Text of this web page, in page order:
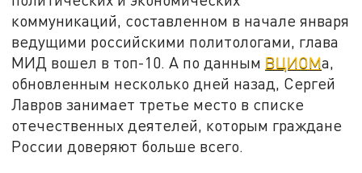
коммуникаций, составленном в начале января
ведущими российскими политологами, глава
МИД вошел в топ-10. А по данным ВЦИОМа,
обновленным несколько дней назад, Сергей
Лавров занимает третье место в списке
отечественных деятелей, которым граждане
России доверяют больше всего.